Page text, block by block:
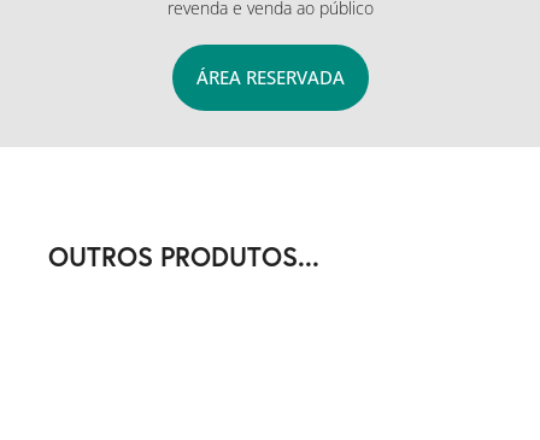
revenda e venda ao público
ÁREA RESERVADA
OUTROS PRODUTOS...